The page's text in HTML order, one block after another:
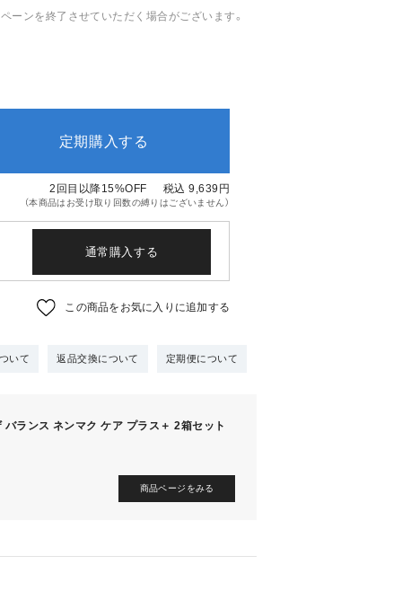
ンを終了させていただく場合がございます。
定期購入する
2回目以降15%OFF 税込 9,639 円
（本商品はお受け取り回数の縛りはございません）
通常購入する
この商品をお気に入りに追加する
いて 返品交換について 定期便について
バランス ネンマク ケア プラス＋ 2箱セット
商品ページをみる